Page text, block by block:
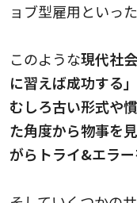
ョブ型雇用といっ
このような現代社
に習えば成功する
むしろ古い形式や
た角度から物事を
がらトライ&エラ